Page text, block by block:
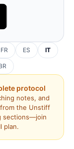
FR ES IT
protocol
notes, and
the Unstiff
sections—join
plan.